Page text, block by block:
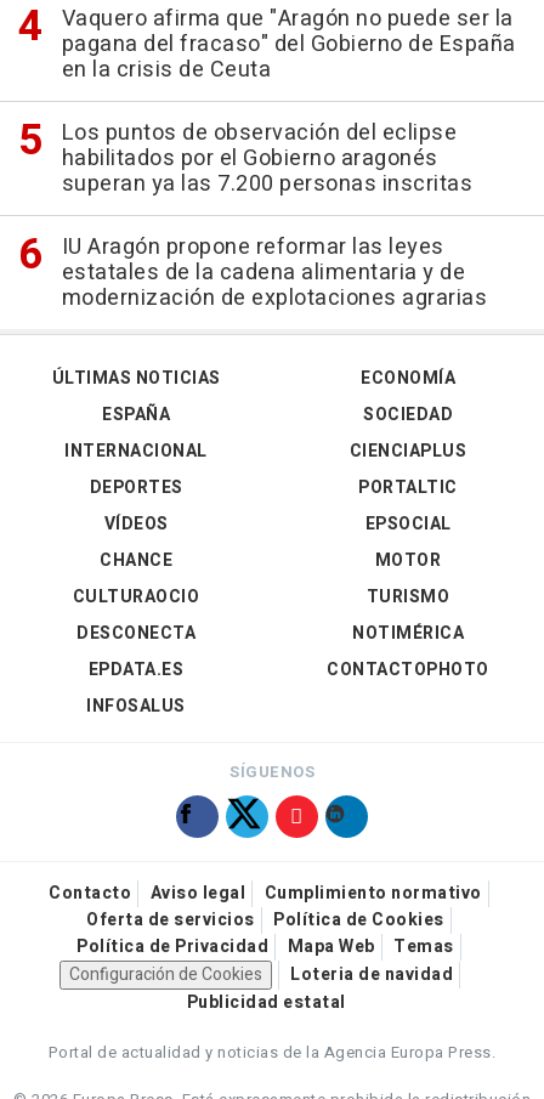
Vaquero afirma que "Aragón no puede ser la
pagana del fracaso" del Gobierno de España
en la crisis de Ceuta
Los puntos de observación del eclipse
habilitados por el Gobierno aragonés
superan ya las 7.200 personas inscritas
IU Aragón propone reformar las leyes
estatales de la cadena alimentaria y de
modernización de explotaciones agrarias
ÚLTIMAS NOTICIAS
ESPAÑA
INTERNACIONAL
DEPORTES
VÍDEOS
ECONOMÍA
SOCIEDAD
CIENCIAPLUS
PORTALTIC
EPSOCIAL
CHANCE
CULTURAOCIO
DESCONECTA
EPDATA.ES
INFOSALUS
MOTOR
TURISMO
NOTIMÉRICA
CONTACTOPHOTO
SÍGUENOS
Contacto Aviso legal
Cumplimiento normativo
Oferta de servicios
Política de Cookies
Política de Privacidad
Mapa Web
Temas
Configuración de Cookies
Loteria de navidad
Publicidad estatal
Portal de actualidad y noticias de la Agencia Europa Press.